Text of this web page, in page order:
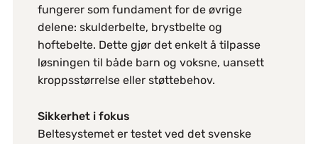
fungerer som fundament for de øvrige
delene: skulderbelte, brystbelte og
hoftebelte. Dette gjør det enkelt å tilpasse
løsningen til både barn og voksne, uansett
kroppsstørrelse eller støttebehov.
Sikkerhet i fokus
Beltesystemet er testet ved det svenske